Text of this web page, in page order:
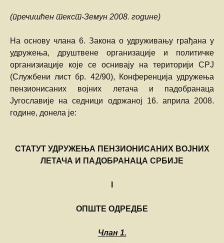
(пречишћен текст-Земун 2008. године)
На основу члана 6. Закона о удруживању грађана у
удружења, друштвене организације и политичке
организиације које се оснивају на територији СРЈ
(Службени лист бр. 42/90), Конференција удружења
пензионисаних војних летача и падобранаца
Југославије на седници одржаној 16. априла 2008.
године, донела је:
СТАТУТ УДРУЖЕЊА ПЕНЗИОНИСАНИХ ВОЈНИХ
ЛЕТАЧА И ПАДОБРАНАЦА СРБИЈЕ
ОПШТЕ ОДРЕДБЕ
Члан1.